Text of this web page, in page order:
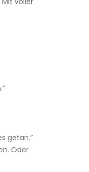
getan.“
Oder